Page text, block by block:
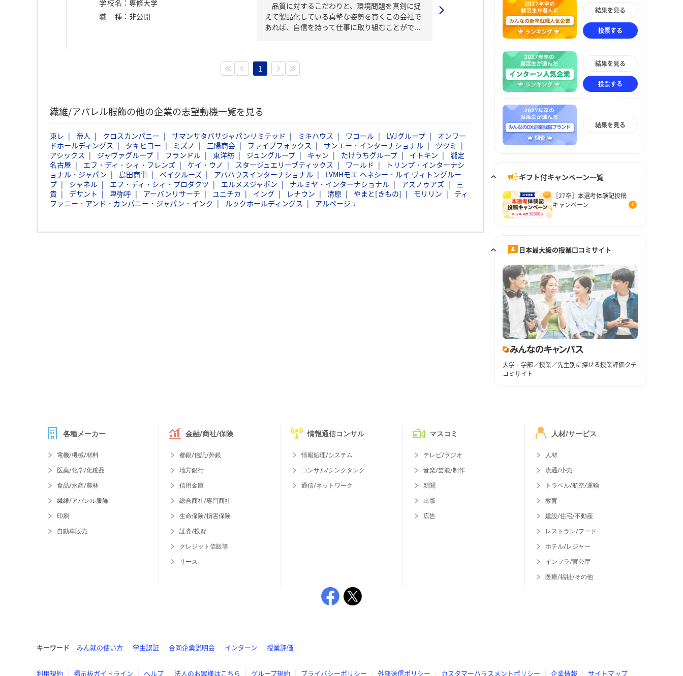
学校名 ： 専修大学
職種 ： 非公開
品質に対するこだわりと、環境問題を真剣に捉
えて製品化している真摯な姿勢を貫くこの会社で
あれば、自信を持って仕事に取り組むことがで...
1
繊維/アパレル服飾の他の企業の志望動機一覧を見る
東レ 帝人 クロスカンパニー サマンサタバサジャパンリミテッド ミキハウス ワコール LVJグループ
オンワー
ドホールディングス
タキヒヨー ミズノ 三陽商会 ファイブフォックス サンエー・インターナショナル
ツツミ
アシックス
ジャヴァグループ フランドル 東洋紡 ジュングループ キャン たけうちグループ イトキン
瀧定
名古屋
エフ・ディ・シィ・フレンズ ケイ・ウノ スタージュエリーブティックス ワールド
トリンプ・インターナシ
ョナル・ジャパン
島田商事 ベイクルーズ アバハウスインターナショナル
LVMHモエ ヘネシー・ルイ ヴィトングルー
プ
シャネル エフ・ディ・シィ・プロダクツ エルメスジャポン ナルミヤ・インターナショナル アズノゥアズ
三
貴
デサント 卑弥呼 アーバンリサーチ ユニチカ イング レナウン 清原 やまと[きもの] モリリン
ティ
ファニー・アンド・カンパニー・ジャパン・インク
ルックホールディングス アルページュ
結果を見る
投票する
結果を見る
投票する
結果を見る
ギフト付キャンペーン一覧
［27卒］本選考体験記投稿
キャンペーン
日本最大級の授業口コミサイト
大学・学部／授業／先生別に探せる授業評価クチ
コミサイト
各種メーカー
電機/機械/材料
医薬/化学/化粧品
食品/水産/農林
繊維/アパレル服飾
印刷
自動車販売
金融/商社/保険
都銀/信託/外銀
地方銀行
信用金庫
総合商社/専門商社
生命保険/損害保険
証券/投資
クレジット信販等
リース
情報通信コンサル
情報処理/システム
コンサル/シンクタンク
通信/ネットワーク
マスコミ
テレビ/ラジオ
音楽/芸能/制作
新聞
出版
広告
人材/サービス
人材
流通/小売
トラベル/航空/運輸
教育
建設/住宅/不動産
レストラン/フード
ホテル/レジャー
インフラ/官公庁
医療/福祉/その他
キーワード みん就の使い方 学生認証 合同企業説明会 インターン 授業評価
利用規約 掲示板ガイドライン ヘルプ 法人のお客様はこちら グループ規約 プライバシーポリシー 外部送信ポリシー カスタマーハラスメントポリシー 企業情報 サイトマップ